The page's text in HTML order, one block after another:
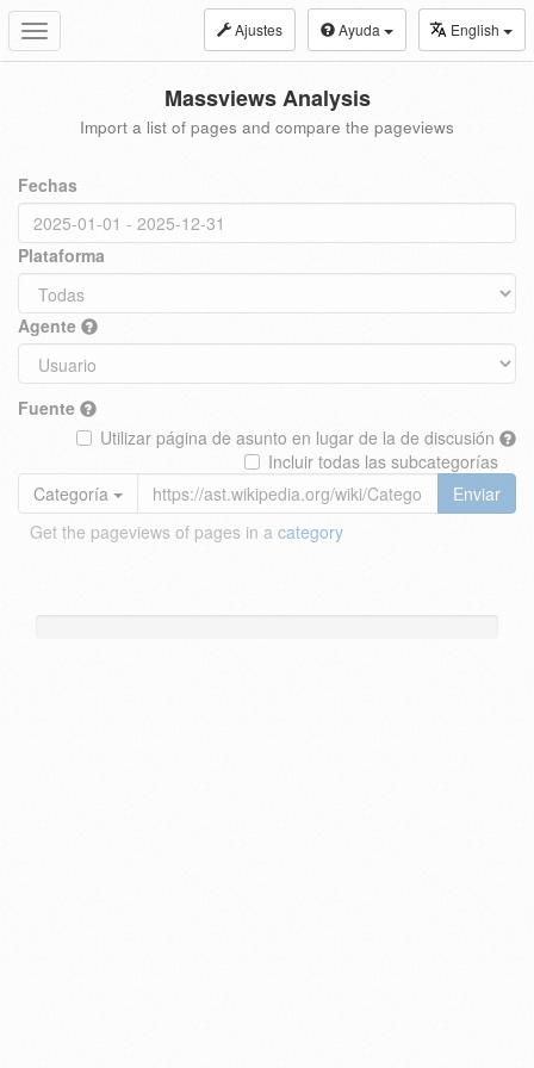
Toggle
navigation
Ajustes Ayuda English
Massviews Analysis
Import a list of pages and compare the pageviews
Fechas
Plataforma
Agente
Fuente
Utilizar página de asunto en lugar de la de discusión
Incluir todas las subcategorías
Categoría
Enviar
Get the pageviews of pages in a category